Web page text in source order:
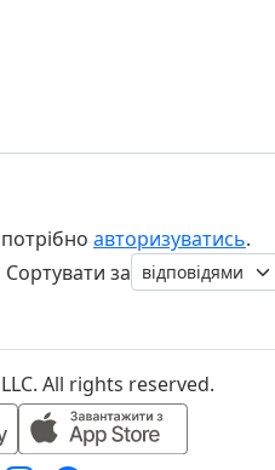
авторизуватись.
Сортувати за
All rights reserved.